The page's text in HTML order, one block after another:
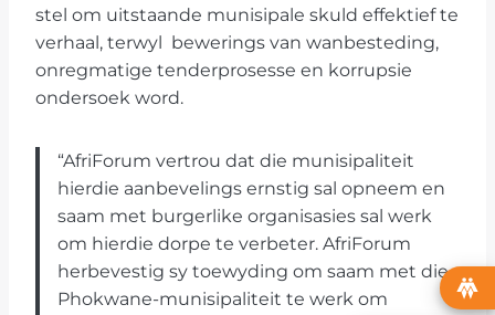
stel om uitstaande munisipale skuld effektief te
verhaal, terwyl bewerings van wanbesteding,
onregmatige tenderprosesse en korrupsie
ondersoek word.
“AfriForum vertrou dat die munisipaliteit
hierdie aanbevelings ernstig sal opneem en
saam met burgerlike organisasies sal werk
om hierdie dorpe te verbeter. AfriForum
herbevestig sy toewyding om saam met die
Phokwane-munisipaliteit te werk om